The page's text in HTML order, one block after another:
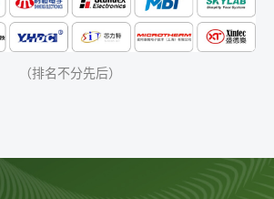
（排名不分先后）